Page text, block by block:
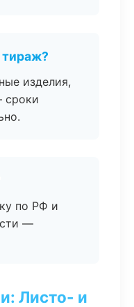
изделия,
сроки
по РФ и
—
Листо- и